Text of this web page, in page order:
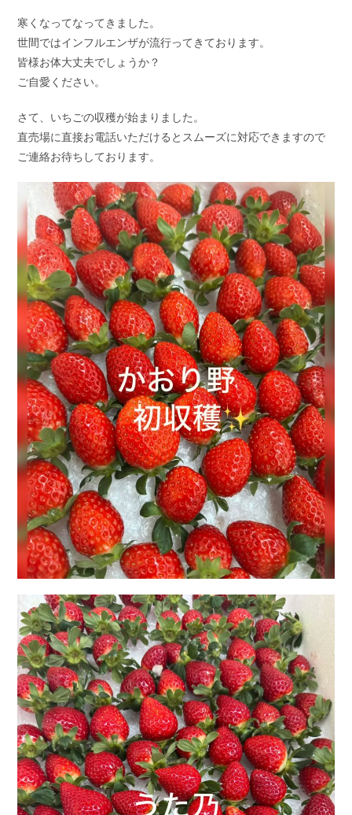
寒くなってなってきました。
世間ではインフルエンザが流行ってきております。
皆様お体大丈夫でしょうか？
ご自愛ください。
さて、いちごの収穫が始まりました。
直売場に直接お電話いただけるとスムーズに対応できますので
ご連絡お待ちしております。